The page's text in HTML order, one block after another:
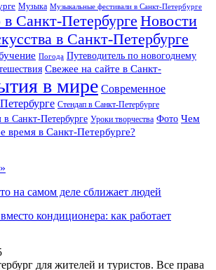
Музыка Музыкальные фестивали в Санкт-Петербурге
Санкт-Петербурге Новости
в Санкт-Петербурге
Погода Путеводитель по новогоднему
Свежее на сайте в Санкт-
в мире Современное
Стендап в Санкт-Петербурге
Санкт-Петербурге Уроки творчества Фото Чем
время в Санкт-Петербурге?
на самом деле сближает людей
кондиционера: как работает
для жителей и туристов. Все права